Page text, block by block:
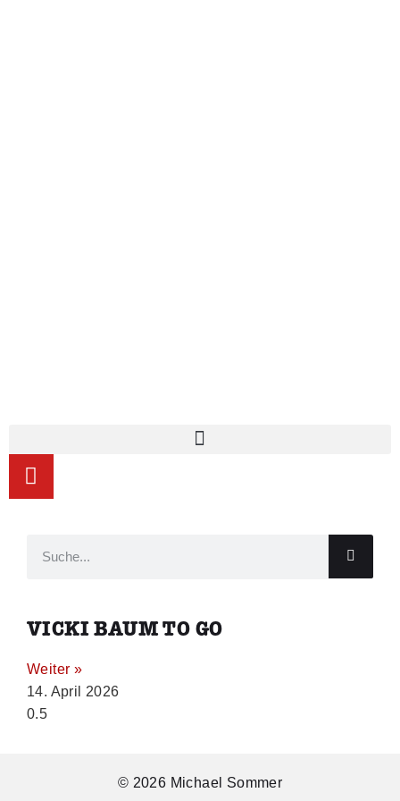
VICKI BAUM TO GO
Weiter »
14. April 2026
© 2026 Michael Sommer